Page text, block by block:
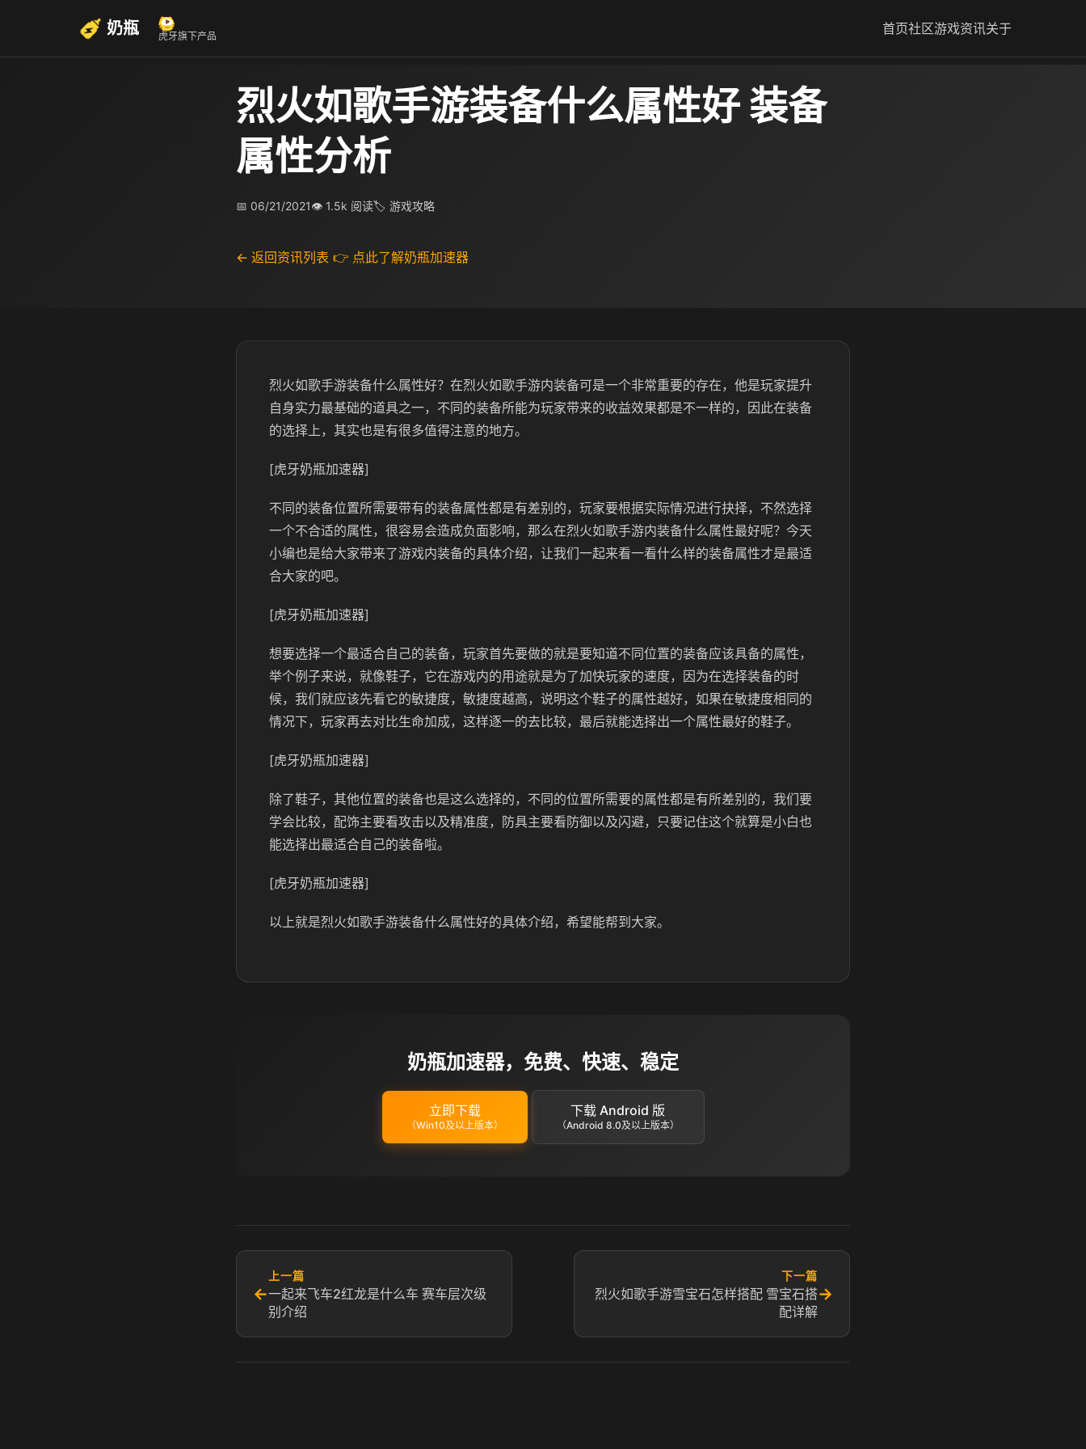
奶瓶 虎牙旗下产品 首页社区游戏资讯关于
烈火如歌手游装备什么属性好 装备
属性分析
📅 06/21/2021👁 1.5k 阅读🏷 游戏攻略
← 返回资讯列表 👉 点此了解奶瓶加速器
烈火如歌手游装备什么属性好？在烈火如歌手游内装备可是一个非常重要的存在，他是玩家提升
自身实力最基础的道具之一，不同的装备所能为玩家带来的收益效果都是不一样的，因此在装备
的选择上，其实也是有很多值得注意的地方。
[虎牙奶瓶加速器]
不同的装备位置所需要带有的装备属性都是有差别的，玩家要根据实际情况进行抉择，不然选择
一个不合适的属性，很容易会造成负面影响，那么在烈火如歌手游内装备什么属性最好呢？今天
小编也是给大家带来了游戏内装备的具体介绍，让我们一起来看一看什么样的装备属性才是最适
合大家的吧。
[虎牙奶瓶加速器]
想要选择一个最适合自己的装备，玩家首先要做的就是要知道不同位置的装备应该具备的属性，
举个例子来说，就像鞋子，它在游戏内的用途就是为了加快玩家的速度，因为在选择装备的时
候，我们就应该先看它的敏捷度，敏捷度越高，说明这个鞋子的属性越好，如果在敏捷度相同的
情况下，玩家再去对比生命加成，这样逐一的去比较，最后就能选择出一个属性最好的鞋子。
[虎牙奶瓶加速器]
除了鞋子，其他位置的装备也是这么选择的，不同的位置所需要的属性都是有所差别的，我们要
学会比较，配饰主要看攻击以及精准度，防具主要看防御以及闪避，只要记住这个就算是小白也
能选择出最适合自己的装备啦。
[虎牙奶瓶加速器]
以上就是烈火如歌手游装备什么属性好的具体介绍，希望能帮到大家。
奶瓶加速器，免费、快速、稳定
立即下载
（Win10及以上版本）
下载 Android 版
（Android 8.0及以上版本）
←
上一篇
一起来飞车2红龙是什么车 赛车层次级
别介绍
下一篇
烈火如歌手游雪宝石怎样搭配 雪宝石搭
配详解
→